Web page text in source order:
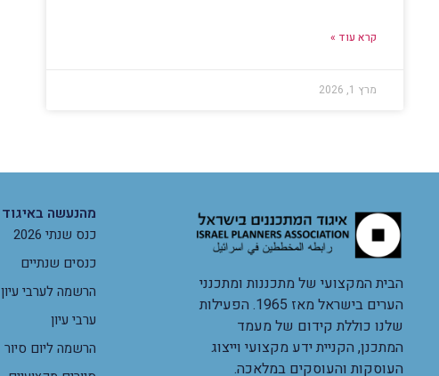
קרא עוד »
מרץ 1, 2026
הבית המקצועי של מתכננות ומתכנני
הערים בישראל מאז 1965. הפעילות
שלנו כוללת קידום של מעמד
המתכנן, הקניית ידע מקצועי וייצוג
העוסקות והעוסקים במלאכה.
מהנעשה באיגוד
כנס שנתי 2026
כנסים שנתיים
הרשמה לערבי עיון
ערבי עיון
הרשמה ליום סיור